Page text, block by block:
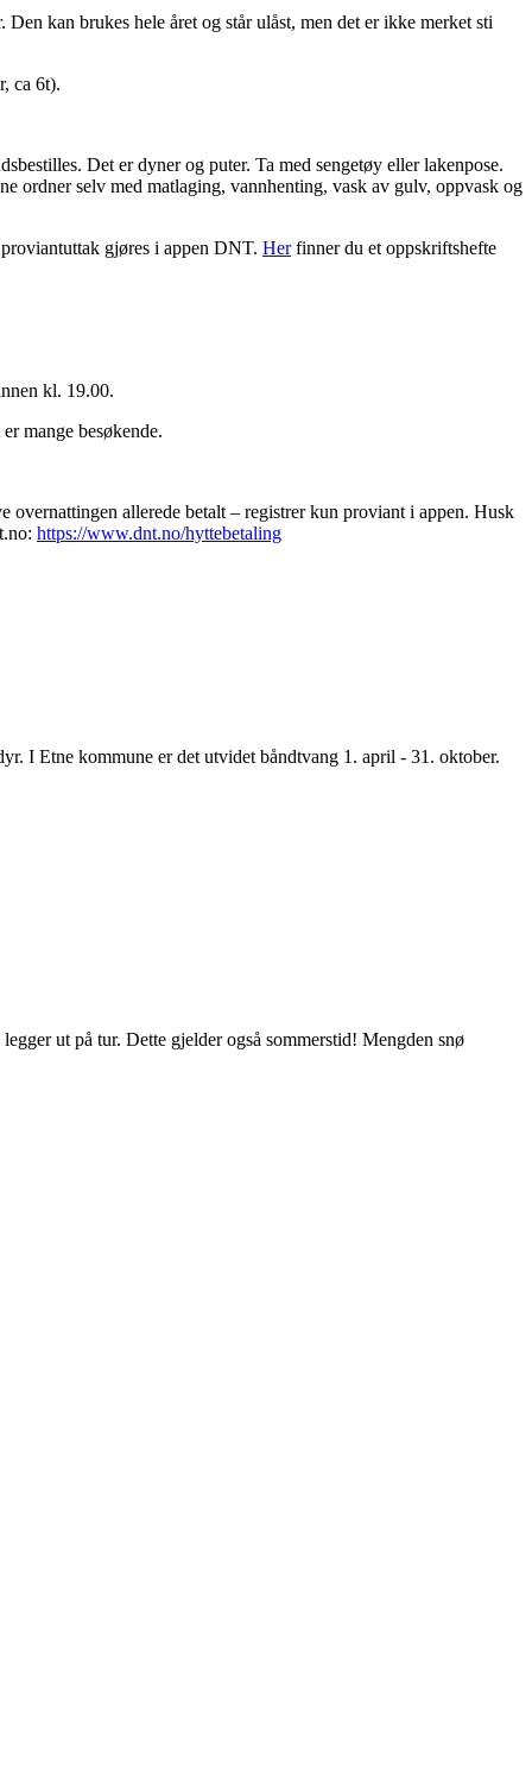
kan brukes hele året og står ulåst, men det er ikke merket sti
ca 6t).
Det er dyner og puter. Ta med sengetøy eller lakenpose.
ordner selv med matlaging, vannhenting, vask av gulv, oppvask og
gjøres i appen DNT. Herfinner du et oppskriftshefte
kl. 19.00.
mange besøkende.
allerede betalt – registrer kun proviant i appen. Husk
https://www.dnt.no/hyttebetaling
I Etne kommune er det utvidet båndtvang 1. april - 31. oktober.
ut på tur. Dette gjelder også sommerstid! Mengden snø